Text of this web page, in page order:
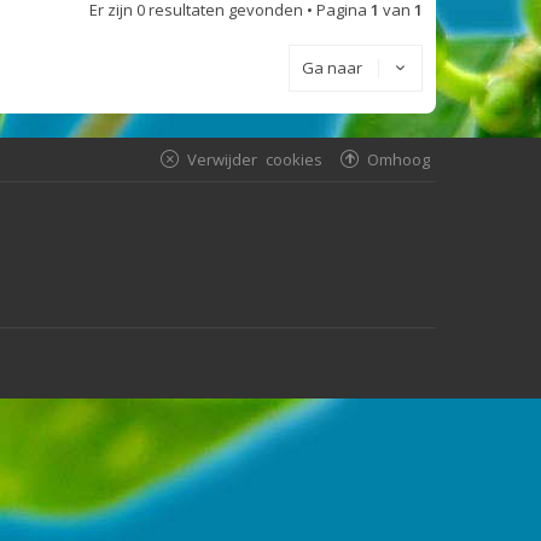
Er zijn 0 resultaten gevonden • Pagina 1 van 1
Ga naar
Omhoog
Verwijder cookies